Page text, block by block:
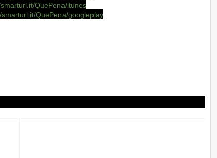
QuePena/itunes
smarturl.it/QuePena/googleplay